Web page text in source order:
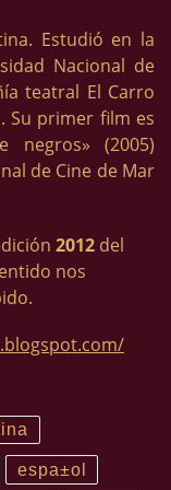
Estudió en la
Nacional de
teatral El Carro
Su primer film es
negros» (2005)
de Cine de Mar
2012 del
nos
espa±ol